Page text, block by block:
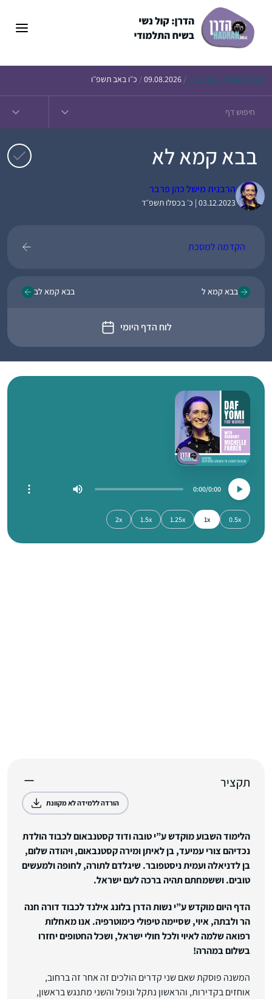
Today’s Daf – זבחים נ״ו /
09.08.2026
/ כ״ו באב תשפ״ו
בבא קמא לא
הרבנית מישל כהן פרבר
03.12.2023 | כ׳ בכסלו תשפ״ד
הקדמה למסכת
בבא קמא ל
לוח הדף היומי
בבא קמא לב
0:00
0:00
0.5x
1x
1.25x
1.5x
2x
תקציר
הורדה ללמידה לא מקוונת
הלימוד השבוע מוקדש ע”י טובה ודוד קסטנבאום לכבוד הולדת
נכדיהם צורי עמיעד, בן לאיתן ומירה קסטנבאום, ויהודה שלום,
בן לדניאלה ועמית ניסטפובר. שיגלדם לתורה, לחופה ולמעשים
טובים. וששמחתם תהיה ברכה לעם ישראל.
הדף היום מוקדש ע”י נשות הדרן בלונג אילנד לכבוד דורה חנה
הר ולבתה, איוי, שסיימה טיפולי כימוטרפיה. אנו מאחלות
רפואה שלמה לאיוי ולכל חולי ישראל, ושכל החטופים יחזרו
בשלום במהרה!
המשנה פוסקת שאם שני קדרים הולכים זה אחר זה ברחוב,
אוחזים בקדירות, והראשון נתקל ונופל והשני מתנגש בראשון,